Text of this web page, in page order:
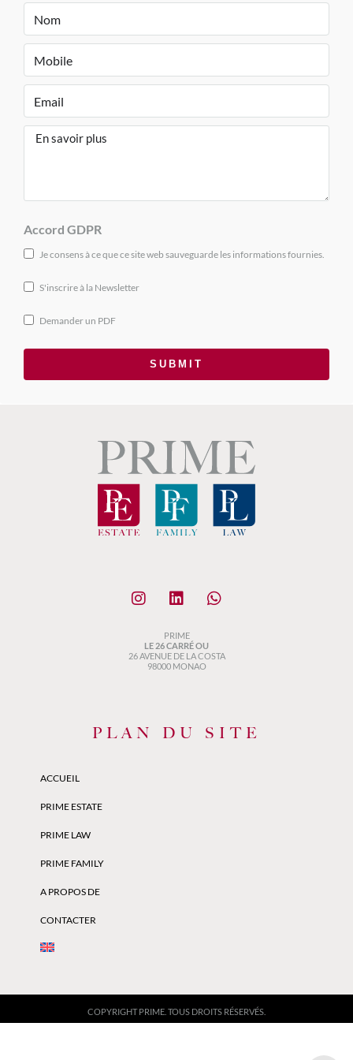
Accord GDPR
Je consens à ce que ce site web sauveguarde les informations fournies.
S'inscrire à la Newsletter
Demander un PDF
SUBMIT
PRIME
LE 26 CARRÉ OU
26 AVENUE DE LA COSTA
98000 MONAO
PLAN DU SITE
ACCUEIL
PRIME ESTATE
PRIME LAW
PRIME FAMILY
A PROPOS DE
CONTACTER
COPYRIGHT PRIME. TOUS DROITS RÉSERVÉS.